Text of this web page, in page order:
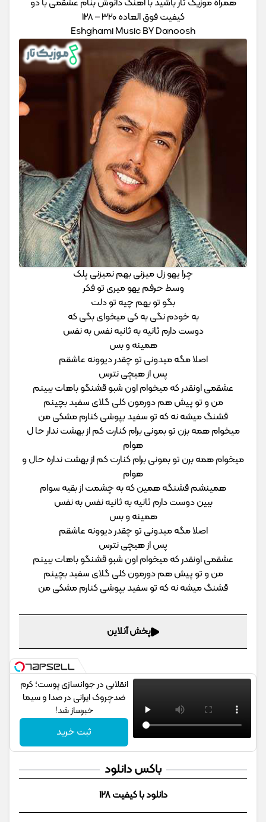
همراه موزیک تار باشید با اهنگ دانوش بنام عشقمی با دو
کیفیت فوق العاده 320 – 128
Eshghami Music BY Danoosh
چرا یهو زل میزنی بهم نمیزنی پلک
وسط حرفم یهو میری تو فکر
بگو تو بهم چیه تو دلت
به خودم نگی به کی میخوای بگی که
دوست دارم ثانیه به ثانیه نفس به نفس
همینه و بس
اصلا مگه میدونی تو چقدر دیوونه عاشقم
پس از هیچی نترس
عشقمی اونقدر که میخوام اون شبو قشنگو باهات ببینم
من و تو پیش هم دورمون کلی گلای سفید بچینم
قشنگ میشه نه که تو سفید بپوشی کنارم مشکی من
میخوام همه بزن تو بمونی برام کنارت کم از بهشت ندار حا ل
هوام
میخوام همه برن تو بمونی برام کنارت کم از بهشت نداره حال و
هوام
همینشم قشنگه همین که به چشمت از بقیه سوام
ببین دوست دارم ثانیه به ثانیه نفس به نفس
همینه و بس
اصلا مگه میدونی تو چقدر دیوونه عاشقم
پس از هیچی نترس
عشقمی اونقدر که میخوام اون شبو قشنگو باهات ببینم
من و تو پیش هم دورمون کلی گلای سفید بچینم
قشنگ میشه نه که تو سفید بپوشی کنارم مشکی من
پخش آنلاین
انقلابی در جوانسازی پوست؛ کرم
ضدچروک ایرانی در صدا و سیما
خبرساز شد!
ثبت خرید
باکس دانلود
دانلود با کیفیت 128